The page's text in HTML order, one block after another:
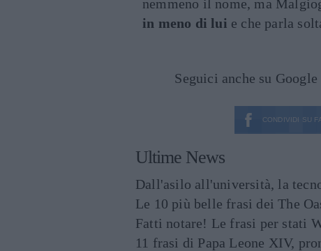
nemmeno il nome, ma
in meno di lui e che parla
Seguici anche su Google
CONDIVIDI SU
Ultime News
Dall'asilo all'università, la
Le 10 più belle frasi dei The
Fatti notare! Le frasi per stati
11 frasi di Papa Leone XIV,